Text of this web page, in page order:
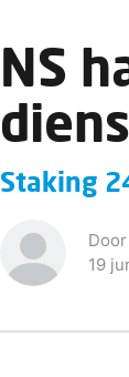
NS
Staking
19